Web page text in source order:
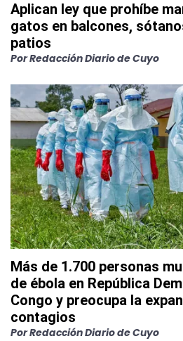
Aplican ley que prohíbe
gatos en balcones,
patios
PorRedacción Diario de Cuyo
Más de 1.700 personas
de ébola en República
Congo y preocupa la
contagios
PorRedacción Diario de Cuyo